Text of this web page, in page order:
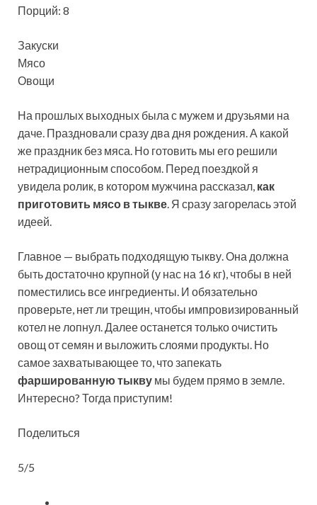
Порций: 8
Закуски
Мясо
Овощи
На прошлых выходных была с мужем и друзьями на
даче. Праздновали сразу два дня рождения. А какой
же праздник без мяса. Но готовить мы его решили
нетрадиционным способом. Перед поездкой я
увидела ролик, в котором мужчина рассказал, как
приготовить мясо в тыкве . Я сразу загорелась этой
идеей.
Главное — выбрать подходящую тыкву. Она должна
быть достаточно крупной (у нас на 16 кг), чтобы в ней
поместились все ингредиенты. И обязательно
проверьте, нет ли трещин, чтобы импровизированный
котел не лопнул. Далее останется только очистить
овощ от семян и выложить слоями продукты. Но
самое захватывающее то, что запекать
фаршированную тыкву мы будем прямо в земле.
Интересно? Тогда приступим!
Поделиться
5/5